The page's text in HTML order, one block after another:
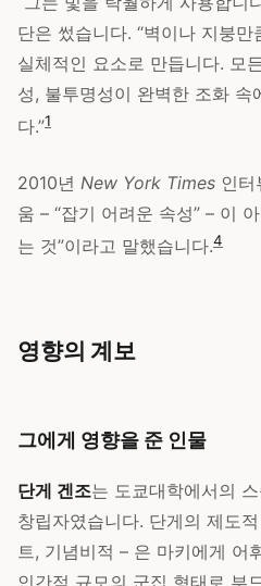
단은 썼습니다. “벽이나 지붕
실체적인 요소로 만듭니다. 모
성, 불투명성이 완벽한 조화 속
다.”1
2010년 New York Times 인
움 – “잡기 어려운 속성” – 이
는 것”이라고 말했습니다.4
영향의 계보
그에게 영향을 준 인물
단게 겐조는 도쿄대학에서의
창립자였습니다. 단게의 제도
트, 기념비적 – 은 마키에게 어